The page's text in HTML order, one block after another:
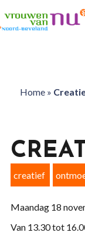
Home»
creatief
Maandag 18
Van 13.30 tot